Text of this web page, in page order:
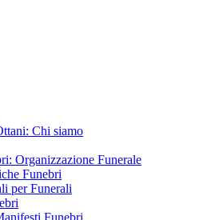
Chi siamo
Organizzazione Funerale
Funebri
per Funerali